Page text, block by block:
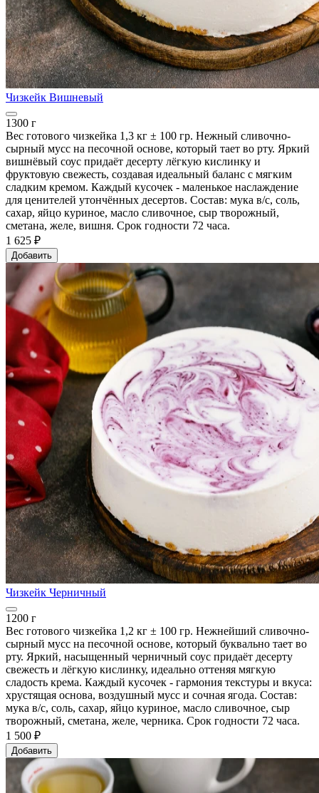
Чизкейк Вишневый
1300 г
Вес готового чизкейка 1,3 кг ± 100 гр. Нежный сливочно-
сырный мусс на песочной основе, который тает во рту. Яркий
вишнёвый соус придаёт десерту лёгкую кислинку и
фруктовую свежесть, создавая идеальный баланс с мягким
сладким кремом. Каждый кусочек - маленькое наслаждение
для ценителей утончённых десертов. Состав: мука в/с, соль,
сахар, яйцо куриное, масло сливочное, сыр творожный,
сметана, желе, вишня. Срок годности 72 часа.
1 625 ₽
Добавить
Чизкейк Черничный
1200 г
Вес готового чизкейка 1,2 кг ± 100 гр. Нежнейший сливочно-
сырный мусс на песочной основе, который буквально тает во
рту. Яркий, насыщенный черничный соус придаёт десерту
свежесть и лёгкую кислинку, идеально оттеняя мягкую
сладость крема. Каждый кусочек - гармония текстуры и вкуса:
хрустящая основа, воздушный мусс и сочная ягода. Состав:
мука в/с, соль, сахар, яйцо куриное, масло сливочное, сыр
творожный, сметана, желе, черника. Срок годности 72 часа.
1 500 ₽
Добавить